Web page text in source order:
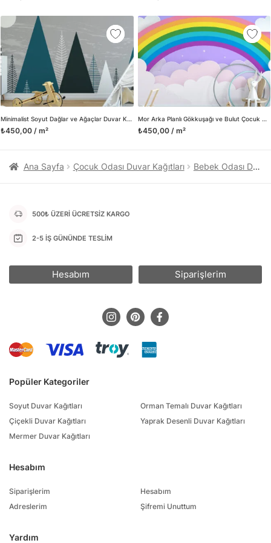
Minimalist Soyut Dağlar ve Ağaçlar Duvar Kağıdı
₺450,00 / m²
Mor Arka Planlı Gökkuşağı ve Bulut Çocuk Odası Duvar Kağıdı
₺450,00 / m²
üretimini ve satışını yapmaktadır. Duvar tasarımının önemini
biliyor ve evin en kritik dekorasyon alanı olduğunu kabul
ediyoruz. Bu nedenle ürün yelpazemizi sürekli genişletiyor ve
trendlere ayak uydurmanın yanı sıra yeni trendlerin oluşumunda
da öncü rol üstleniyoruz.
Herhangi bir soru ya da sorununuz olursa bizimle iletişime
geçebilirsiniz.
Ana Sayfa Çocuk Odası Duvar Kağıtları Bebek Odası Duvar Kağıtları
Popüler Kategoriler
Soyut Duvar Kağıtları
Çiçekli Duvar Kağıtları
Mermer Duvar Kağıtları
Orman Temalı Duvar Kağıtları
Yaprak Desenli Duvar Kağıtları
Hesabım
Siparişlerim
Adreslerim
Hesabım
Şifremi Unuttum
Yardım
500₺ ÜZERİ ÜCRETSİZ KARGO
2-5 İŞ GÜNÜNDE TESLİM
Hesabım Siparişlerim